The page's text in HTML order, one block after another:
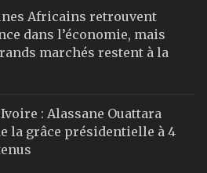
Africains retrouvent
dans l’économie, mais
marchés restent à la
: Alassane Ouattara
la grâce présidentielle à 4